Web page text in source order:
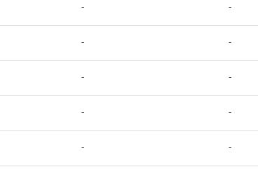
- -
- -
- -
- -
- -